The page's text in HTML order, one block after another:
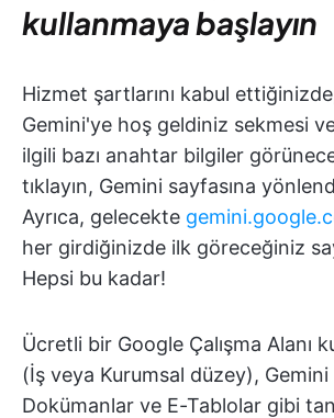
kullanmaya başlayın
Hizmet şartlarını kabul
Gemini'ye hoş geldiniz sekmesi ve
ilgili bazı anahtar bilgiler
tıklayın, Gemini sayfasına
Ayrıca, gelecekte
her girdiğinizde ilk göreceğiniz
Hepsi bu kadar!
Ücretli bir Google Çalışma Alanı
(İş veya Kurumsal düzey),
Dokümanlar ve E-Tablolar gibi